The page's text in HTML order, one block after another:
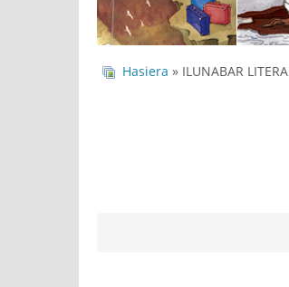
Hasiera » ILUNABAR